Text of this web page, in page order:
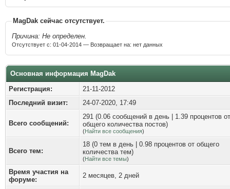
MagDak сейчас отсутствует.
Причина: Не определен.
Отсутствует с: 01-04-2014 — Возвращает на: нет данных
Основная информация MagDak
Регистрация:
21-11-2012
Последний визит:
24-07-2020, 17:49
Всего сообщений:
291 (0.06 сообщений в день | 1.39 процентов от
общего количества постов)
(Найти все сообщения)
Всего тем:
18 (0 тем в день | 0.98 процентов от общего
количества тем)
(Найти все темы)
Время участия на
форуме:
2 месяцев, 2 дней